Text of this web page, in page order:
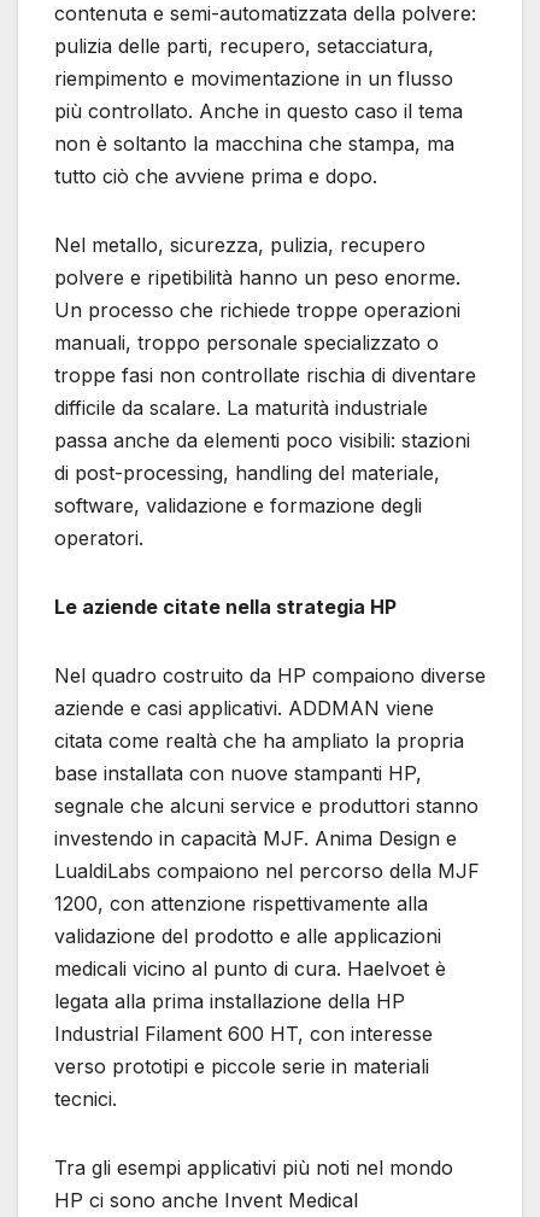
contenuta e semi-automatizzata della polvere:
pulizia delle parti, recupero, setacciatura,
riempimento e movimentazione in un flusso
più controllato. Anche in questo caso il tema
non è soltanto la macchina che stampa, ma
tutto ciò che avviene prima e dopo.
Nel metallo, sicurezza, pulizia, recupero
polvere e ripetibilità hanno un peso enorme.
Un processo che richiede troppe operazioni
manuali, troppo personale specializzato o
troppe fasi non controllate rischia di diventare
difficile da scalare. La maturità industriale
passa anche da elementi poco visibili: stazioni
di post-processing, handling del materiale,
software, validazione e formazione degli
operatori.
Le aziende citate nella strategia HP
Nel quadro costruito da HP compaiono diverse
aziende e casi applicativi. ADDMAN viene
citata come realtà che ha ampliato la propria
base installata con nuove stampanti HP,
segnale che alcuni service e produttori stanno
investendo in capacità MJF. Anima Design e
LualdiLabs compaiono nel percorso della MJF
1200, con attenzione rispettivamente alla
validazione del prodotto e alle applicazioni
medicali vicino al punto di cura. Haelvoet è
legata alla prima installazione della HP
Industrial Filament 600 HT, con interesse
verso prototipi e piccole serie in materiali
tecnici.
Tra gli esempi applicativi più noti nel mondo
HP ci sono anche Invent Medical